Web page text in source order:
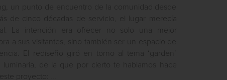
El rediseño giró en torno al tema ‘garden’